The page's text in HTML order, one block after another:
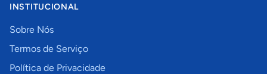
INSTITUCIONAL
Sobre Nós
Termos de Serviço
Política de Privacidade